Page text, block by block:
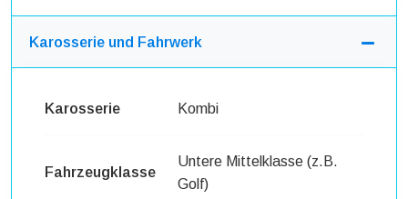
Karosserie und Fahrwerk
Karosserie Kombi
Fahrzeugklasse
Untere Mittelklasse (z.B.
Golf)